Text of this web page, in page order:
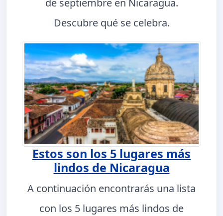
Descubre qué se celebra.
Estos son los 5 lugares más
lindos de Nicaragua
A continuación encontrarás una lista
con los 5 lugares más lindos de